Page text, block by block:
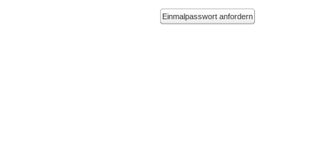
Einmalpasswort anfordern